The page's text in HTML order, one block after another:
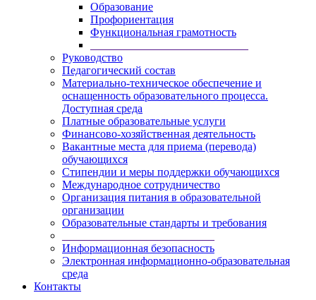
Образование
Профориентация
Функциональная грамотность
Руководство
Педагогический состав
Материально-техническое обеспечение и
оснащенность образовательного процесса.
Доступная среда
Платные образовательные услуги
Финансово-хозяйственная деятельность
Вакантные места для приема (перевода)
обучающихся
Стипендии и меры поддержки обучающихся
Международное сотрудничество
Организация питания в образовательной
организации
Образовательные стандарты и требования
Информационная безопасность
Электронная информационно-образовательная
среда
Контакты